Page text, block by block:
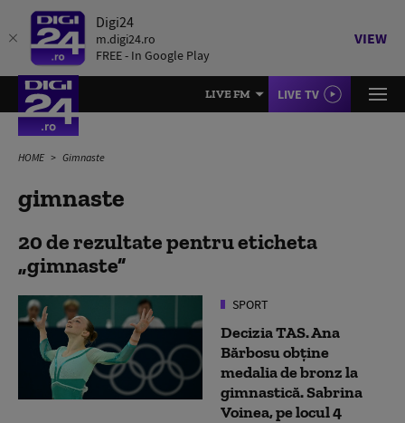
Digi24
m.digi24.ro
FREE - In Google Play
VIEW
LIVE FM LIVE TV
HOME Gimnaste
gimnaste
20 de rezultate pentru eticheta
gimnaste
SPORT
Decizia TAS. Ana
Bărbosu obține
medalia de bronz la
gimnastică. Sabrina
Voinea, pe locul 4